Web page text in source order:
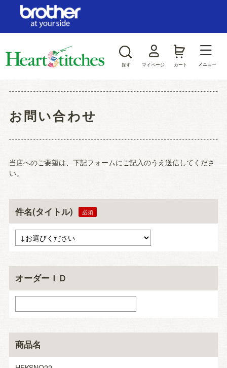
探す マイページ カート メニュー
お問い合わせ
当店へのご要望は、下記フォームにご記入のうえ送信してくださ
い。
件名(タイトル)
オーダーＩＤ
商品名
ログイン/新規会員登録
ジャンルから探す